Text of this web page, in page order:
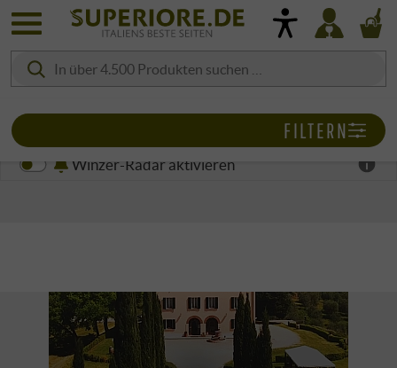
Winzer-Radar aktivieren
FILTERN